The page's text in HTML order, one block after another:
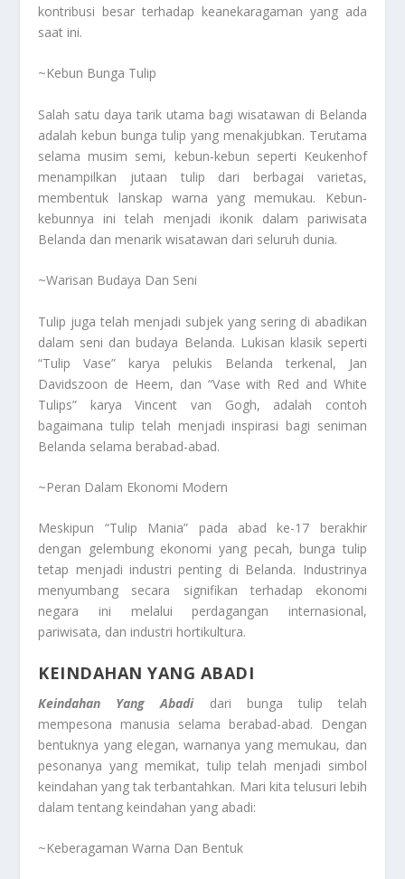
kontribusi besar terhadap keanekaragaman yang ada
saat ini.
~Kebun Bunga Tulip
Salah satu daya tarik utama bagi wisatawan di Belanda
adalah kebun bunga tulip yang menakjubkan. Terutama
selama musim semi, kebun-kebun seperti Keukenhof
menampilkan jutaan tulip dari berbagai varietas,
membentuk lanskap warna yang memukau. Kebun-
kebunnya ini telah menjadi ikonik dalam pariwisata
Belanda dan menarik wisatawan dari seluruh dunia.
~Warisan Budaya Dan Seni
Tulip juga telah menjadi subjek yang sering di abadikan
dalam seni dan budaya Belanda. Lukisan klasik seperti
“Tulip Vase” karya pelukis Belanda terkenal, Jan
Davidszoon de Heem, dan “Vase with Red and White
Tulips” karya Vincent van Gogh, adalah contoh
bagaimana tulip telah menjadi inspirasi bagi seniman
Belanda selama berabad-abad.
~Peran Dalam Ekonomi Modern
Meskipun “Tulip Mania” pada abad ke-17 berakhir
dengan gelembung ekonomi yang pecah, bunga tulip
tetap menjadi industri penting di Belanda. Industrinya
menyumbang secara signifikan terhadap ekonomi
negara ini melalui perdagangan internasional,
pariwisata, dan industri hortikultura.
KEINDAHAN YANG ABADI
Keindahan Yang Abadi
dari bunga tulip telah
mempesona manusia selama berabad-abad. Dengan
bentuknya yang elegan, warnanya yang memukau, dan
pesonanya yang memikat, tulip telah menjadi simbol
keindahan yang tak terbantahkan. Mari kita telusuri lebih
dalam tentang keindahan yang abadi:
~Keberagaman Warna Dan Bentuk